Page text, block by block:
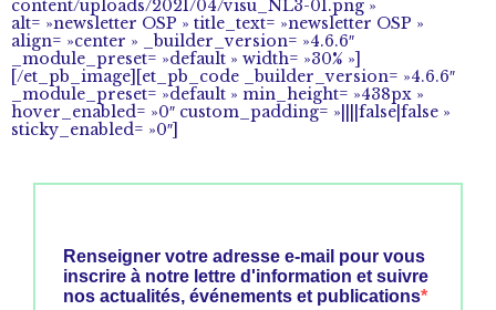
content/uploads/2021/04/visu_NL3-01.png »
alt= »newsletter OSP » title_text= »newsletter OSP »
align= »center » _builder_version= »4.6.6″
_module_preset= »default » width= »30% »]
[/et_pb_image][et_pb_code _builder_version= »4.6.6″
_module_preset= »default » min_height= »438px »
hover_enabled= »0″ custom_padding= »||||false|false »
sticky_enabled= »0″]